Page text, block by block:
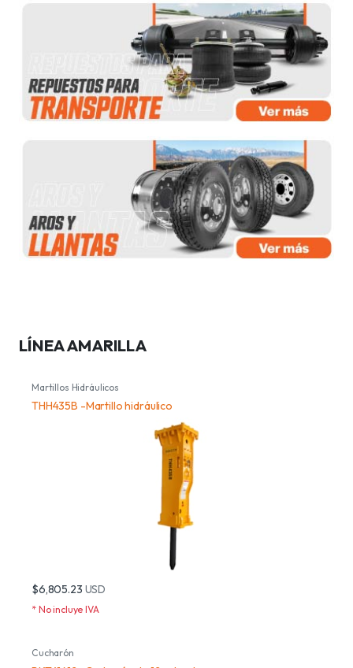
LÍNEA AMARILLA
Martillos Hidráulicos
THH435B -Martillo hidráulico
$6,805.23 USD
* No incluye IVA
Cucharón